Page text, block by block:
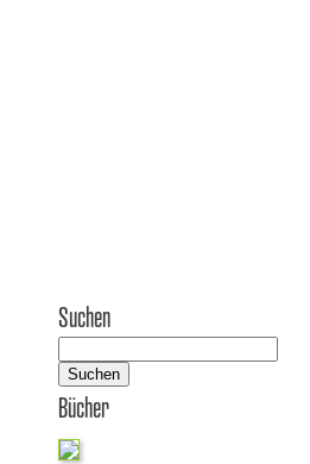
Suchen
Suchen
Bücher